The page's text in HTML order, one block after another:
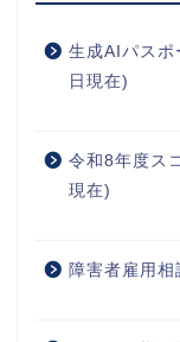
生成AIパス
日現在)
令和8年度ス
現在)
障害者雇用